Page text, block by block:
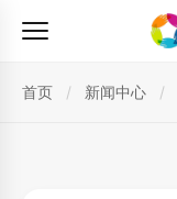
首页 / 新闻中心 /